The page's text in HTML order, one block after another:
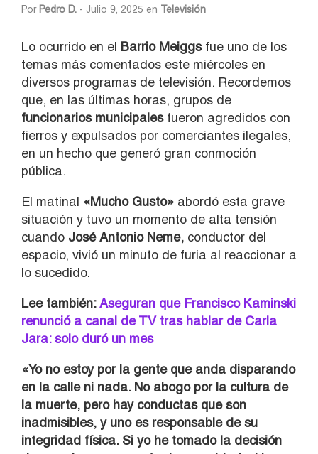
Por Pedro D. - Julio 9, 2025 en Televisión
Lo ocurrido en el Barrio Meiggsfue uno de los
temas más comentados este miércoles en
diversos programas de televisión. Recordemos
que, en las últimas horas, grupos de
funcionarios municipalesfueron agredidos con
fierros y expulsados por comerciantes ilegales,
en un hecho que generó gran conmoción
pública.
El matinal «Mucho Gusto» abordó esta grave
situación y tuvo un momento de alta tensión
cuando José Antonio Neme, conductor del
espacio, vivió un minuto de furia al reaccionar a
lo sucedido.
Lee también:Aseguran que Francisco Kaminski
renunció a canal de TV tras hablar de Carla
Jara: solo duró un mes
«Yo no estoy por la gente que anda disparando
en la calle ni nada. No abogo por la cultura de
la muerte, pero hay conductas que son
inadmisibles, y uno es responsable de su
integridad física. Si yo he tomado la decisión